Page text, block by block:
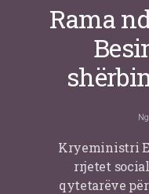
Rama
Kryeministri
rrjetet
qytetarëve